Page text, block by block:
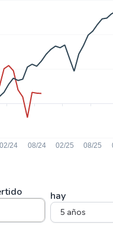
2.42 14.70%
-3.08 -43.53%
hay
5 años